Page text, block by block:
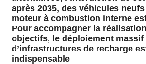
après 2035, des véhicules neufs
moteur à combustion interne
Pour accompagner la
objectifs, le déploiement massif
d’infrastructures de recharge
indispensable